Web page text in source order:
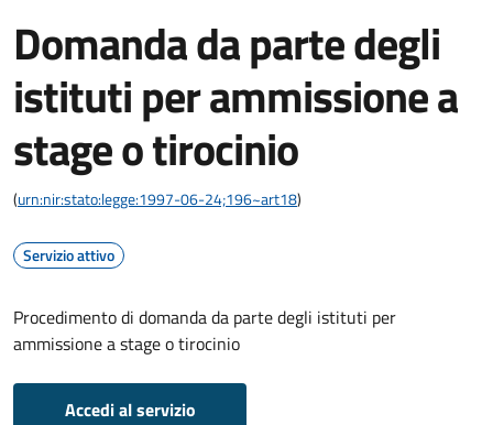
Domanda da parte degli
istituti per ammissione a
stage o tirocinio
(urn:nir:stato:legge:1997-06-24;196~art18)
Servizio attivo
Procedimento di domanda da parte degli istituti per
ammissione a stage o tirocinio
Accedi al servizio